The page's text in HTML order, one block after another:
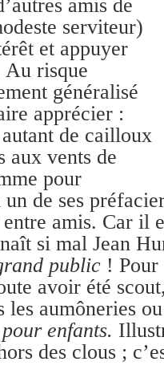
amis de
serviteur)
et appuyer
Au risque
généralisé
apprécier :
de cailloux
aux vents de
pour
de ses
entre amis. Car il
si mal Jean
public !
avoir été
les aumôneries
pour enfants.
des clous ;